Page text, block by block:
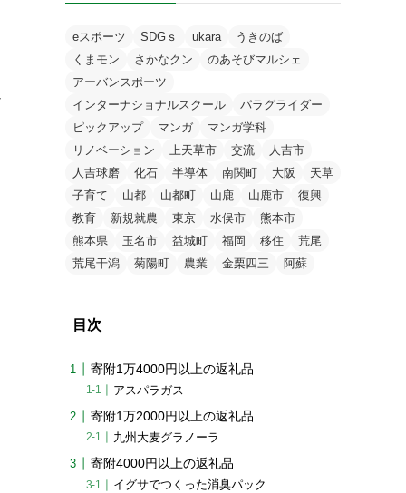
eスポーツ SDGｓ ukara
うきのば
くまモン
さかなクン
のあそびマルシェ
アーバンスポーツ
インターナショナルスクール
パラグライダー
ピックアップ
マンガ
マンガ学科
リノベーション
上天草市 交流
人吉市
人吉球磨
化石 半導体 南関町 大阪
天草
子育て
山都 山都町 山鹿 山鹿市
復興
教育
新規就農 東京 水俣市
熊本市
熊本県
玉名市 益城町 福岡 移住
荒尾
荒尾干潟
菊陽町 農業 金栗四三 阿蘇
目次
寄附1万4000円以上の返礼品
アスパラガス
寄附1万2000円以上の返礼品
九州大麦グラノーラ
寄附4000円以上の返礼品
イグサでつくった消臭パック